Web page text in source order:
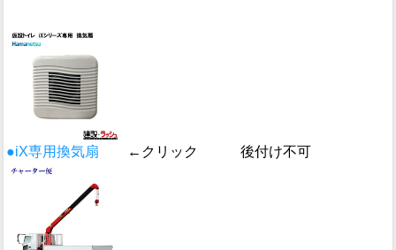
●iX専用換気扇 ←クリック 後付け不可